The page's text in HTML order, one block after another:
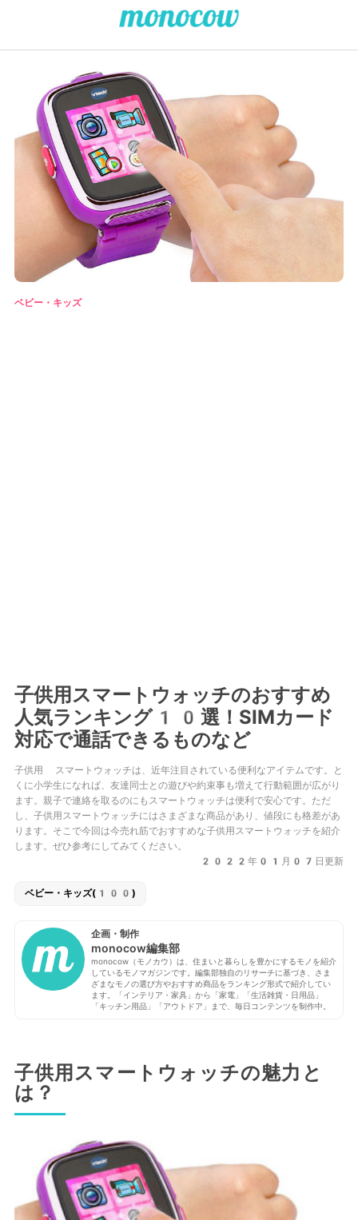
ベビー・キッズ
子供用スマートウォッチのおすすめ
人気ランキング10選！SIMカード
対応で通話できるものなど
子供用 スマートウォッチは、近年注目されている便利なアイテムです。と
くに小学生になれば、友達同士との遊びや約束事も増えて行動範囲が広がり
ます。親子で連絡を取るのにもスマートウォッチは便利で安心です。ただ
し、子供用スマートウォッチにはさまざまな商品があり、値段にも格差があ
ります。そこで今回は今売れ筋でおすすめな子供用スマートウォッチを紹介
します。ぜひ参考にしてみてください。
2022年01月07日更新
ベビー・キッズ(100)
企画・制作
monocow編集部
monocow（モノカウ）は、住まいと暮らしを豊かにするモノを紹介
しているモノマガジンです。編集部独自のリサーチに基づき、さま
ざまなモノの選び方やおすすめ商品をランキング形式で紹介してい
ます。「インテリア・家具」から「家電」「生活雑貨・日用品」
「キッチン用品」「アウトドア」まで、毎日コンテンツを制作中。
子供用スマートウォッチの魅力と
は？